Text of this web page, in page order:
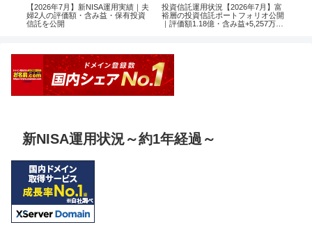
【2026年7月】新NISA運用実績｜夫
婦2人の評価額・含み益・保有投資
信託を公開
投資信託運用状況【2026年7月】富
裕層の投資信託ポートフォリオ公開
｜評価額1.18億・含み益+5,257万円
新NISA運用状況～約1年経過～